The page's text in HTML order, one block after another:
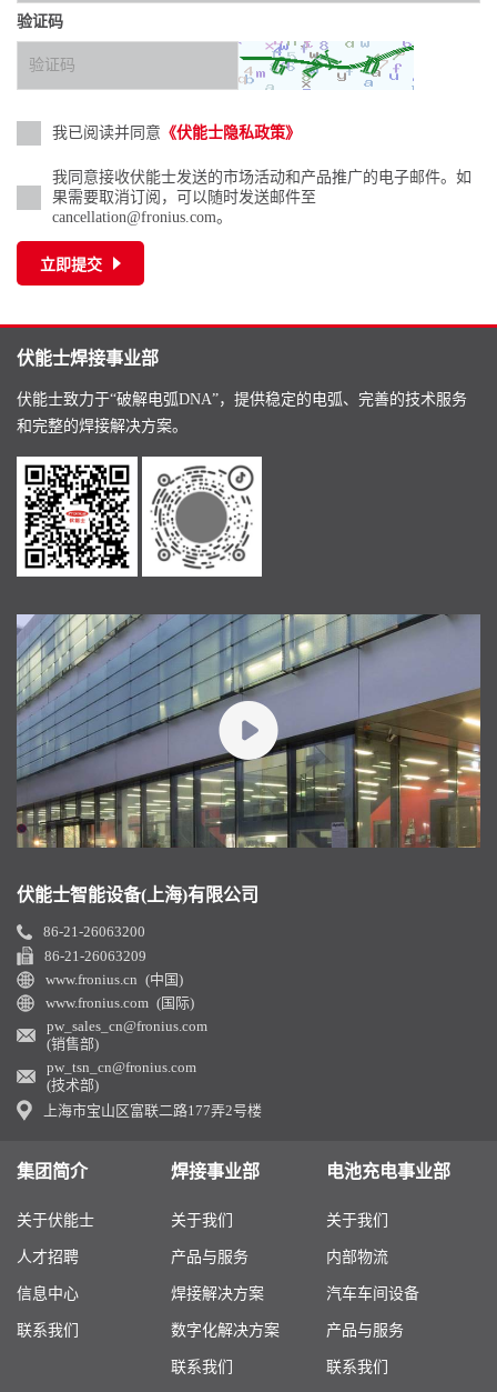
验证码
我已阅读并同意 《伏能士隐私政策》
我同意接收伏能士发送的市场活动和产品推广的电子邮件。如
果需要取消订阅，可以随时发送邮件至
cancellation@fronius.com。
立即提交
伏能士焊接事业部
伏能士致力于“破解电弧DNA”，提供稳定的电弧、完善的技术服务
和完整的焊接解决方案。
伏能士智能设备(上海)有限公司
86-21-26063200
86-21-26063209
www.fronius.cn (中国)
www.fronius.com (国际)
pw_sales_cn@fronius.com
(销售部)
pw_tsn_cn@fronius.com
(技术部)
上海市宝山区富联二路177弄2号楼
集团简介
关于伏能士
人才招聘
信息中心
联系我们
焊接事业部
关于我们
产品与服务
焊接解决方案
数字化解决方案
联系我们
电池充电事业部
关于我们
内部物流
汽车车间设备
产品与服务
联系我们